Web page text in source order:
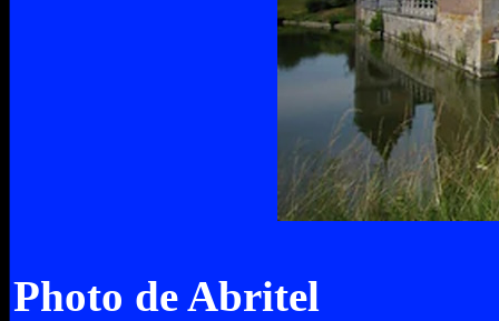
Photo de Abritel